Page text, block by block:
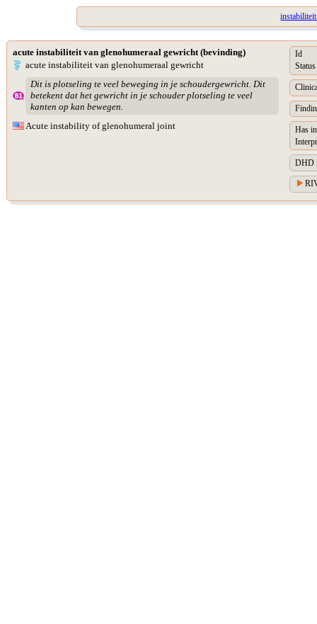
acute instabiliteit van glenohumeraal gewricht (bevinding)
acute instabiliteit van glenohumeraal gewricht
Dit is plotseling te veel beweging in je schoudergewricht. Dit
betekent dat het gewricht in je schouder plotseling te veel
kanten op kan bewegen.
Acute instability of glenohumeral joint
Id
Status
Has
DHD